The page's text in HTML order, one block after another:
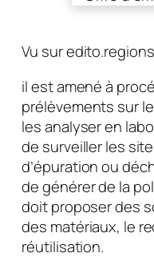
Vu sur
il est amené à
prélèvements sur
les analyser en
de surveiller les
d’épuration ou
de générer de la
doit proposer des
des matériaux, le
réutilisation.